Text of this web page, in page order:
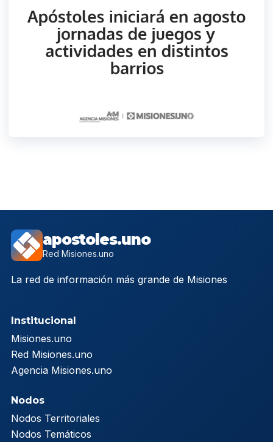
apostoles.uno
Red Misiones.uno
La red de información más grande de Misiones
Institucional
Misiones.uno
Red Misiones.uno
Agencia Misiones.uno
Nodos
Nodos Territoriales
Nodos Temáticos